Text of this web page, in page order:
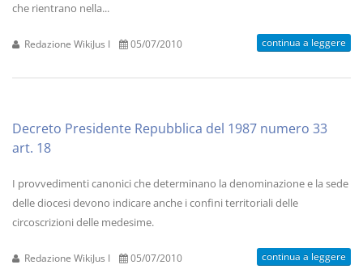
che rientrano nella...
Redazione WikiJus I 05/07/2010 continua a leggere
Decreto Presidente Repubblica del 1987 numero 33
art. 18
I provvedimenti canonici che determinano la denominazione e la sede
delle diocesi devono indicare anche i confini territoriali delle
circoscrizioni delle medesime.
Redazione WikiJus I 05/07/2010 continua a leggere